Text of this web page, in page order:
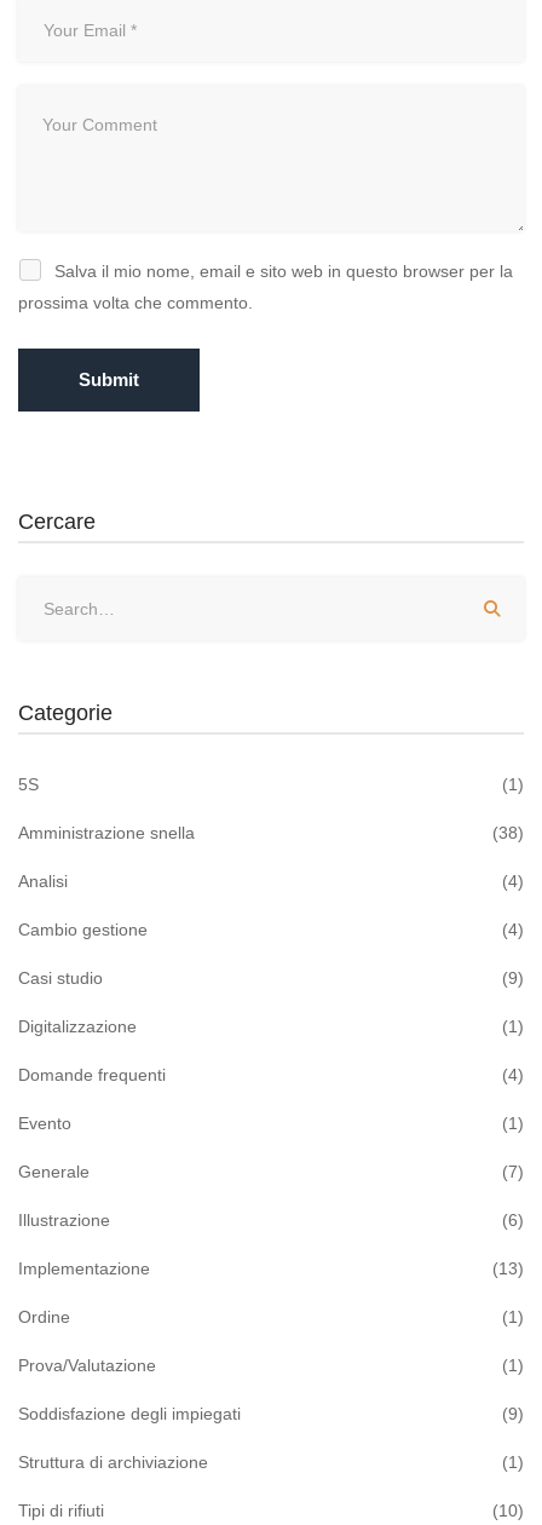
Salva il mio nome, email e sito web in questo browser per la
prossima volta che commento.
Cercare
Categorie
5S (1)
Amministrazione snella (38)
Analisi (4)
Cambio gestione (4)
Casi studio (9)
Digitalizzazione (1)
Domande frequenti (4)
Evento (1)
Generale (7)
Illustrazione (6)
Implementazione (13)
Ordine (1)
Prova/Valutazione (1)
Soddisfazione degli impiegati (9)
Struttura di archiviazione (1)
Tipi di rifiuti (10)